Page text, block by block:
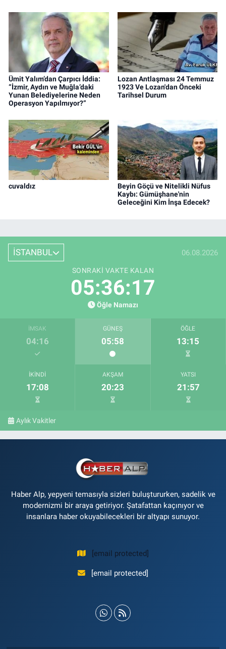
Ümit Yalım’dan Çarpıcı İddia:
“İzmir, Aydın ve Muğla’daki
Yunan Belediyelerine Neden
Operasyon Yapılmıyor?”
Lozan Antlaşması 24 Temmuz
1923 Ve Lozan'dan Önceki
Tarihsel Durum
cuvaldız
Beyin Göçü ve Nitelikli Nüfus
Kaybı: Gümüşhane'nin
Geleceğini Kim İnşa Edecek?
İSTANBUL 06.08.2026
SONRAKI VAKTE KALAN
05:36:17
Öğle Namazı
İMSAK
04:16
GÜNEŞ
05:58
ÖĞLE
13:15
İKINDI
17:08
AKŞAM
20:23
YATSI
21:57
Aylık Vakitler
Haber Alp, yepyeni temasıyla sizleri buluştururken, sadelik ve
modernizmi bir araya getiriyor. Şatafattan kaçınıyor ve
insanlara haber okuyabilecekleri bir altyapı sunuyor.
[email protected]
[email protected]